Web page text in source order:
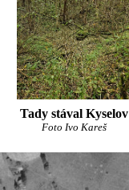
Tady stával Kyselov
Foto Ivo Kareš